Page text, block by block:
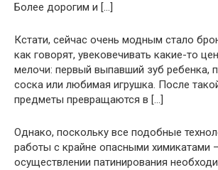
Более дорогим и […]
Кстати, сейчас очень модным стало
как говорят, увековечивать какие-то
мелочи: первый выпавший зуб ребенка,
соска или любимая игрушка. После
предметы превращаются в […]
Однако, поскольку все подобные
работы с крайне опасными химикатами
осуществлении патинирования